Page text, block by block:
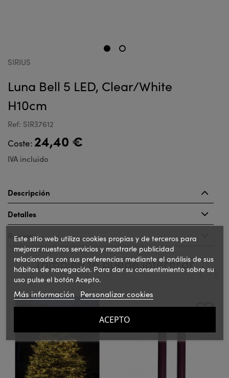
SIRIUS
Luna Bell 5 LED, Clear/White
H10cm
Ref: SIR37612
Coste: 24,40 €
IVA incluido
Descripción
Detalles
Reviews
También te puede interesar
Este sitio web utiliza cookies propias y de terceros para
mejorar nuestros servicios y mostrarle publicidad
relacionada con sus preferencias mediante el análisis de sus
hábitos de navegación. Para dar su consentimiento sobre su
uso pulse el botón Acepto.
Más información Personalizar cookies
ACEPTO